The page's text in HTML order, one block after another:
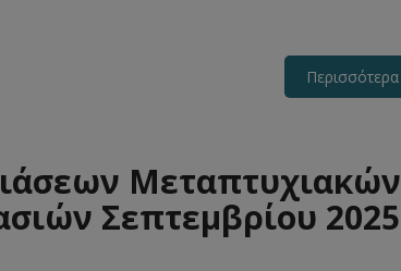
Περισσότερα
Μεταπτυχιακών
Σεπτεμβρίου 2025